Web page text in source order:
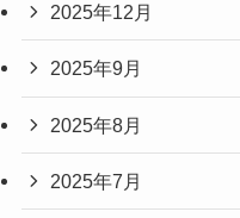
2025年12月
2025年9月
2025年8月
2025年7月